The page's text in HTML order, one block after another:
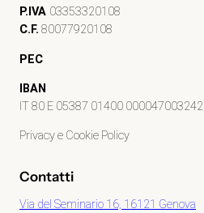
P.IVA 03353320108
C.F. 80077920108
PEC
IBAN
IT 80 E 05387 01400 000047003242
Privacy e Cookie Policy
Contatti
Via del Seminario 16, 16121 Genova